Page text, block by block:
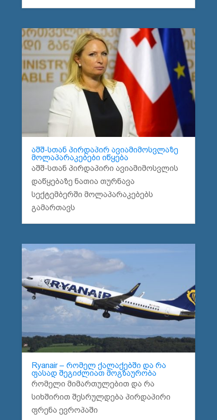
აშშ-სთან პირდაპირ ავიამიმოსვლაზე
მოლაპარაკებები იწყება
აშშ-სთან პირდაპირი ავიამიმოსვლის
დაწყებაზე ნათია თურნავა
სექტემბერში მოლაპარაკებებს
გამართავს
Ryanair – რომელ ქალაქებში და რა
ფასად შეგიძლიათ მოგზაურობა
რომელი მიმართულებით და რა
სიხშირით შესრულდება პირდაპირი
ფრენა ევროპაში